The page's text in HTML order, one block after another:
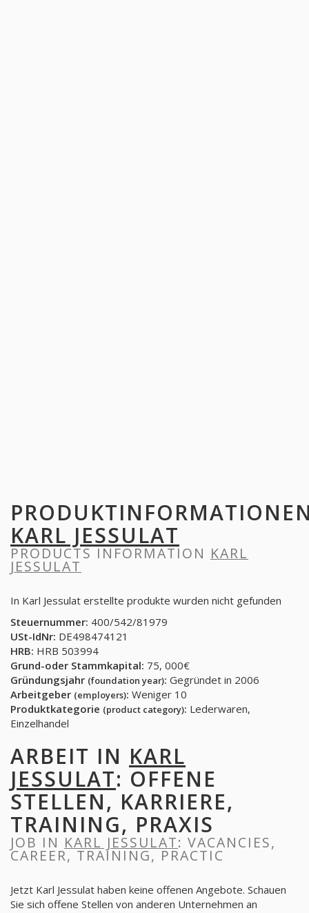
KARL JESSULAT
PRODUCTS INFORMATION KARL
JESSULAT
In Karl Jessulat erstellte produkte wurden nicht gefunden
Steuernummer: 400/542/81979
USt-IdNr: DE498474121
HRB: HRB 503994
Grund-oder Stammkapital: 75, 000€
Gründungsjahr (foundation year): Gegründet in 2006
Arbeitgeber (employers): Weniger 10
Produktkategorie (product category): Lederwaren,
Einzelhandel
ARBEIT IN KARL
JESSULAT: OFFENE
STELLEN, KARRIERE,
TRAINING, PRAXIS
JOB IN KARL JESSULAT: VACANCIES,
CAREER, TRAINING, PRACTIC
Jetzt Karl Jessulat haben keine offenen Angebote. Schauen
Sie sich offene Stellen von anderen Unternehmen an